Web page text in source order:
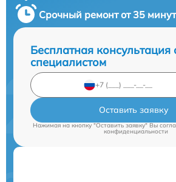
Срочный ремонт от 35 минут
Бесплатная консультация
специалистом
Оставить заявку
Нажимая на кнопку "Оставить заявку" Вы
конфиденциальности